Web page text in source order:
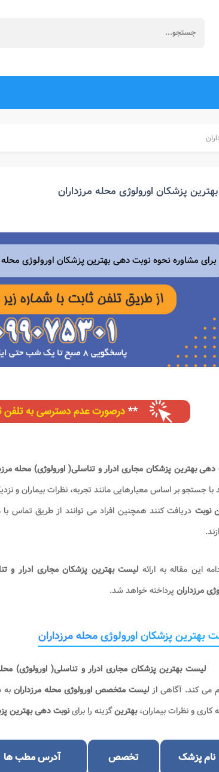
بهترین پزشکان اورولوژی محله مرزداران
برای مشاوره نحوه نوبت دهی بهترین پزشکان اورولوژی محله
دهی بهترین پزشکان مجاری ادرار و تناسلی( اورولوژی) محله
با جستجو بر اساس معیارهایی مانند تجربه، نظرات بیماران و
نوبت دریافت کنند همچنین افراد می توانند از طریق تماس با
این مقاله به ارائه لیست بهترین پزشکان مجاری ادرار و
مرزداران​ پرداخته خواهد شد.
بهترین پزشکان اورولوژی محله مرزداران​
لیست بهترین پزشکان مجاری ادرار و تناسلی( اورولوژی)
می کند. آگاهی ازلیست متخصص اورولوژی محله مرزداران​
کاری و نظرات بیماران،بهترینگزینه را براینوبت دهی بهترین
نام پزشک تخصص آدرس مطب ها